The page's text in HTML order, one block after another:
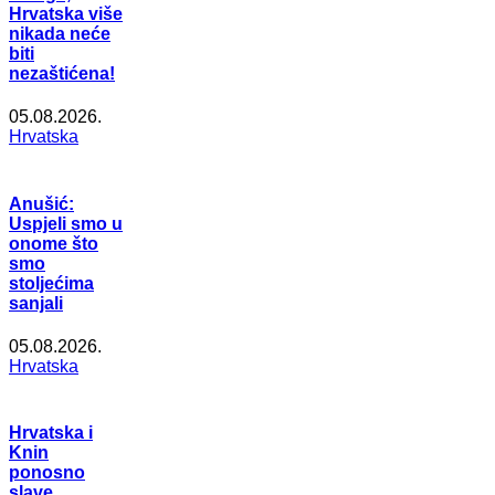
Hrvatska više
nikada neće
biti
nezaštićena!
05.08.2026.
Hrvatska
Anušić:
Uspjeli smo u
onome što
smo
stoljećima
sanjali
05.08.2026.
Hrvatska
Hrvatska i
Knin
ponosno